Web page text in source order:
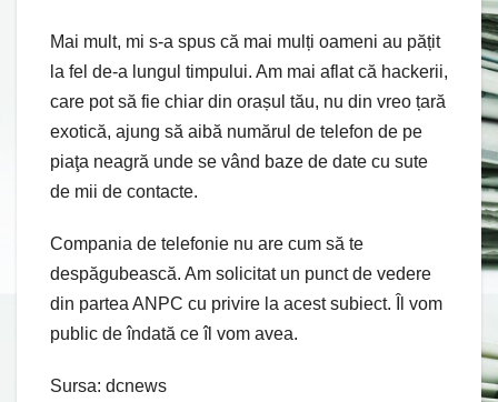
Mai mult, mi s-a spus că mai mulți oameni au pățit
la fel de-a lungul timpului. Am mai aflat că hackerii,
care pot să fie chiar din orașul tău, nu din vreo țară
exotică, ajung să aibă numărul de telefon de pe
piaţa neagră unde se vând baze de date cu sute
de mii de contacte.
Compania de telefonie nu are cum să te
despăgubească. Am solicitat un punct de vedere
din partea ANPC cu privire la acest subiect. Îl vom
public de îndată ce îl vom avea.
Sursa: dcnews